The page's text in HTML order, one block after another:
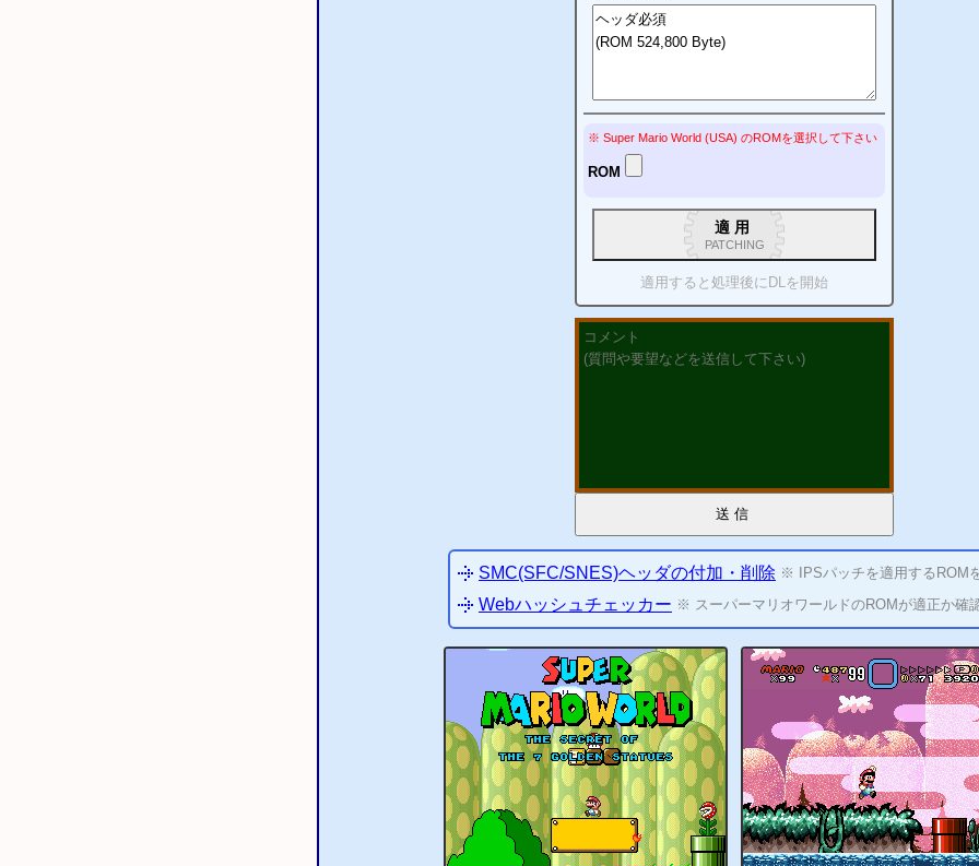
※ Super Mario World (USA) のROMを選択して下さい
ROM
適用
PATCHING
適用すると処理後に DL を開始
送信
SMC(SFC/SNES)ヘッダの付加・ 削除 ※ IPSパッチを適用するROM
Webハッシュチェッカー ※ スーパーマリオワールドのROMが適正か確